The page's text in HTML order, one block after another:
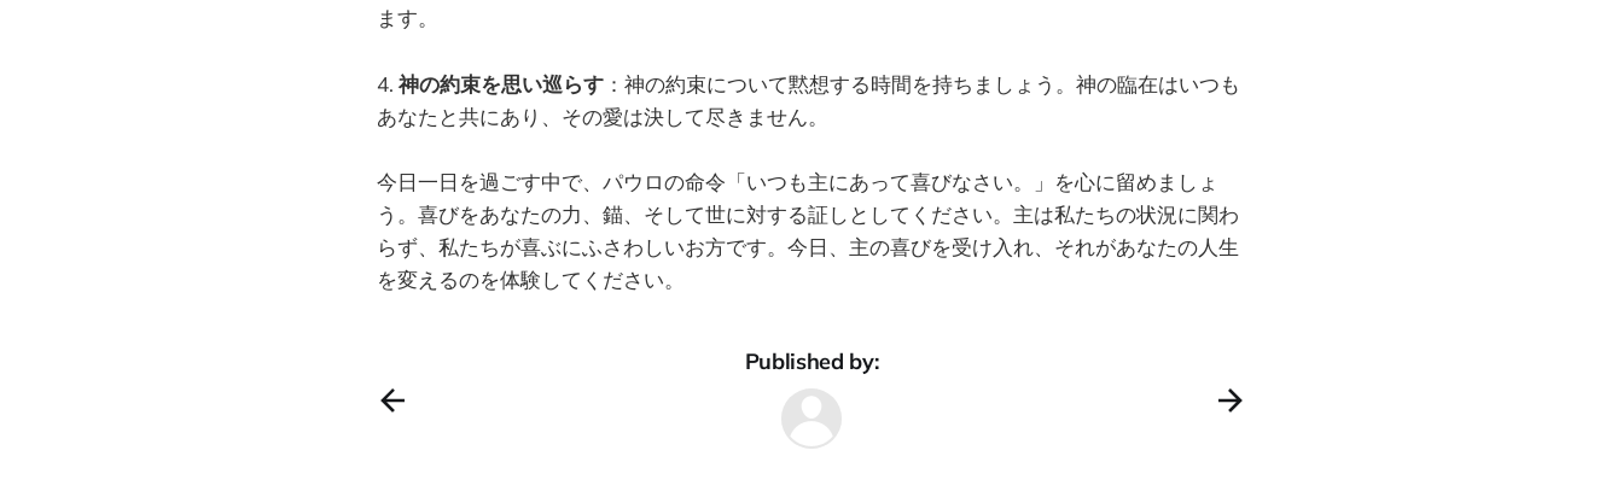
ます。
4. 神の約束を思い巡らす ：神の約束について黙想する時間を持ちましょう。神の臨在はいつも
あなたと共にあり、その愛は決して尽きません。
今日一日を過ごす中で、パウロの命令「いつも主にあって喜びなさい。」を心に留めましょ
う。喜びをあなたの力、錨、そして世に対する証しとしてください。主は私たちの状況に関わ
らず、私たちが喜ぶにふさわしいお方です。今日、主の喜びを受け入れ、それがあなたの人生
を変えるのを体験してください。
Published by: